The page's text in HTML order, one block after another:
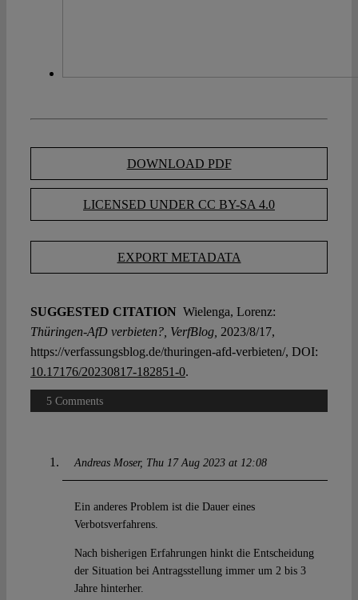
DOWNLOAD PDF
LICENSED UNDER CC BY-SA 4.0
EXPORT METADATA
SUGGESTED CITATION Wielenga, Lorenz:
Thüringen-AfD verbieten?, VerfBlog, 2023/8/17,
https://verfassungsblog.de/thuringen-afd-verbieten/, DOI:
10.17176/20230817-182851-0.
5 Comments
Andreas Moser Thu 17 Aug 2023 at 12:08
Ein anderes Problem ist die Dauer eines
Verbotsverfahrens.
Nach bisherigen Erfahrungen hinkt die Entscheidung
der Situation bei Antragsstellung immer um 2 bis 3
Jahre hinterher.